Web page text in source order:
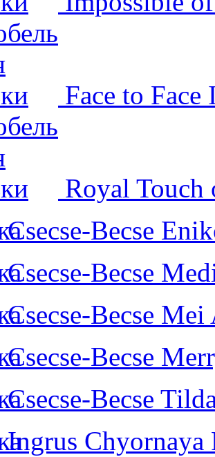
Face to
Royal Touch
Csecse-Becse
Csecse-Becse
Csecse-Becse Mei
Csecse-Becse
Csecse-Becse
Ingrus Chyornaya